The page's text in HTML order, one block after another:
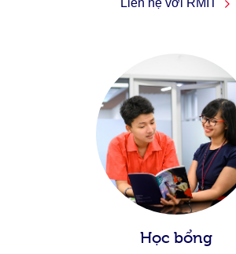
Liên hệ với RMIT
Học bổng